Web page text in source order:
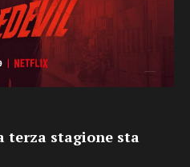
terza stagione sta